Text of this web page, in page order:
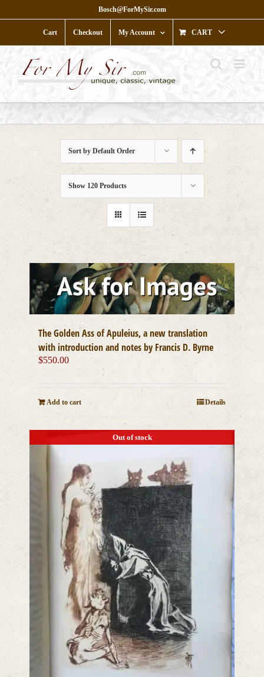
to
Bosch@ForMySir.com
Cart Checkout My Account CART
Sort by Default Order
Show 120 Products
The Golden Ass of Apuleius, a new translation
with introduction and notes by Francis D. Byrne
$550.00
Add to cart Details
Out of stock